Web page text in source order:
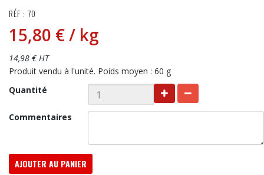
RÉF : 70
15,80 €/ kg
14,98 € HT
Produit vendu à l'unité. Poids moyen : 60 g
Quantité
Commentaires
AJOUTER AU PANIER